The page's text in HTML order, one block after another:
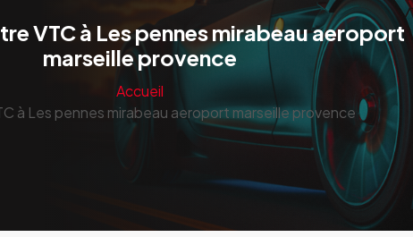
VTC à Les pennes mirabeau aeroport
marseille provence
Accueil
à Les pennes mirabeau aeroport marseille provence